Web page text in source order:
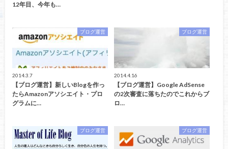
12年目、今年も…
ブログ運営
2014.3.7
【ブログ運営】新しいBlogを作っ
たらAmazonアソシエイト・プロ
グラムに…
ブログ運営
2014.4.16
【ブログ運営】Google AdSense
の2次審査に落ちたのでこれからブ
ロ…
ブログ運営 ブログ運営